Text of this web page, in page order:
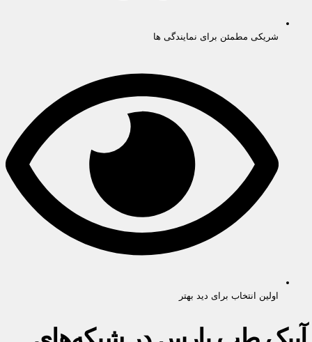
شریکی مطمئن برای نمایندگی ها
اولین انتخاب برای دید بهتر